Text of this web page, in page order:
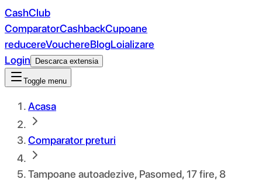
CashClub
ComparatorCashbackCupoane
reducereVouchereBlogLoializare
Login
Descarca extensia
Toggle menu
Acasa
Comparator preturi
Tampoane autoadezive, Pasomed, 17 fire, 8